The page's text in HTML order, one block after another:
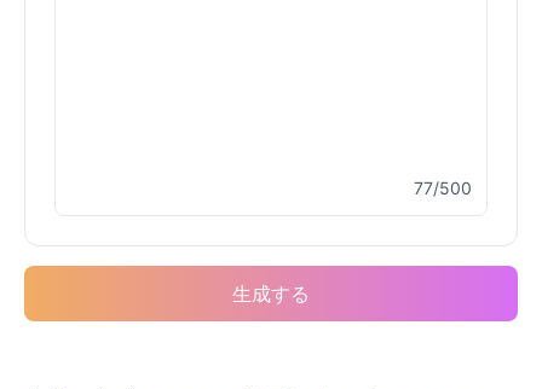
Male @SilentNova
Male @ByteFlow
77/500
生成する